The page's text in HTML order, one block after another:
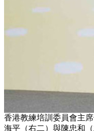
香港教練培訓委員會主
海平（右二）與陳忠和